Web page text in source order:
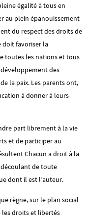
égalité à tous en
au plein épanouissement
du respect des droits de
doit favoriser la
toutes les nations et tous
des
la paix. Les parents ont,
à donner à leurs
part librement à la vie
et de participer au
Chacun a droit à la
de toute
dont il est l’auteur.
règne, sur le plan social
droits et libertés